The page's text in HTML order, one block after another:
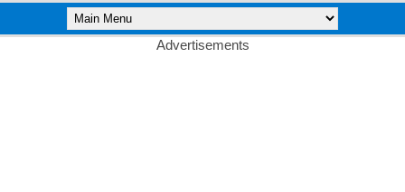
Advertisements